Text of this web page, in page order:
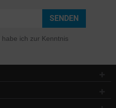
SENDEN
habe ich zur Kenntnis